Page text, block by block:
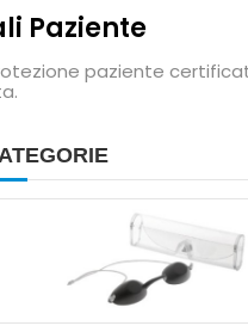
Paziente
paziente